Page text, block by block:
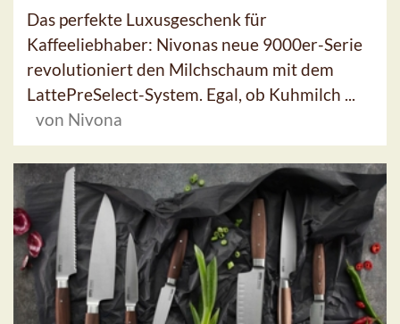
Das perfekte Luxusgeschenk für
Kaffeeliebhaber: Nivonas neue 9000er-Serie
revolutioniert den Milchschaum mit dem
LattePreSelect-System. Egal, ob Kuhmilch ...
von Nivona